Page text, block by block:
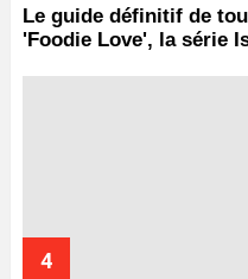
Le guide définitif de
'Foodie Love', la série